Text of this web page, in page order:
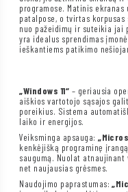
programose. Matinis
patalpose, o tvirtas
nuo pažeidimų ir suteikia jai
yra idealus sprendimas
ieškantiems patikimo
„Windows 11“ – geriausia
aiškios vartotojo sąsajos
poreikius. Sistema
laiko ir energijos.
Veiksminga apsauga:
kenkėjišką programinę
saugumą. Nuolat
net naujausias grėsmes.
Naudojimo paprastumas: